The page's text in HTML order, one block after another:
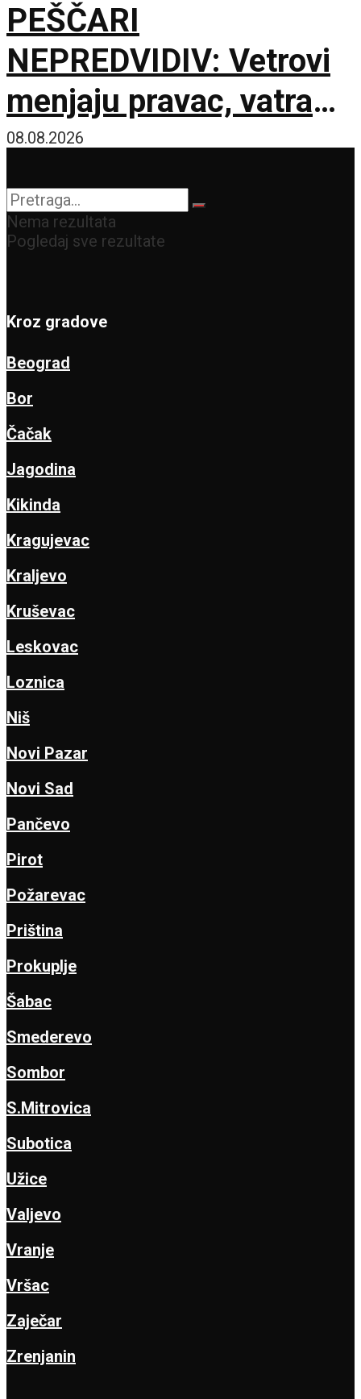
PEŠČARI
NEPREDVIDIV: Vetrovi
menjaju pravac, vatra
zahvatila oko 1.500
hektara
08.08.2026
Nema rezultata
Pogledaj sve rezultate
Kroz gradove
Beograd
Bor
Čačak
Jagodina
Kikinda
Kragujevac
Kraljevo
Kruševac
Leskovac
Loznica
Niš
Novi Pazar
Novi Sad
Pančevo
Pirot
Požarevac
Priština
Prokuplje
Šabac
Smederevo
Sombor
S.Mitrovica
Subotica
Užice
Valjevo
Vranje
Vršac
Zaječar
Zrenjanin